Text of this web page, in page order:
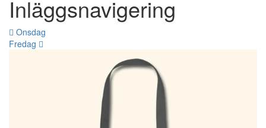
Inläggsnavigering
Onsdag
Fredag